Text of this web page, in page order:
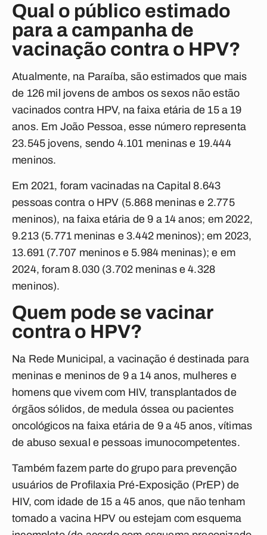
Qual o público estimado
para a campanha de
vacinação contra o HPV?
Atualmente, na Paraíba, são estimados que mais
de 126 mil jovens de ambos os sexos não estão
vacinados contra HPV, na faixa etária de 15 a 19
anos. Em João Pessoa, esse número representa
23.545 jovens, sendo 4.101 meninas e 19.444
meninos.
Em 2021, foram vacinadas na Capital 8.643
pessoas contra o HPV (5.868 meninas e 2.775
meninos), na faixa etária de 9 a 14 anos; em 2022,
9.213 (5.771 meninas e 3.442 meninos); em 2023,
13.691 (7.707 meninos e 5.984 meninas); e em
2024, foram 8.030 (3.702 meninas e 4.328
meninos).
Quem pode se vacinar
contra o HPV?
Na Rede Municipal, a vacinação é destinada para
meninas e meninos de 9 a 14 anos, mulheres e
homens que vivem com HIV, transplantados de
órgãos sólidos, de medula óssea ou pacientes
oncológicos na faixa etária de 9 a 45 anos, vítimas
de abuso sexual e pessoas imunocompetentes.
Também fazem parte do grupo para prevenção
usuários de Profilaxia Pré-Exposição (PrEP) de
HIV, com idade de 15 a 45 anos, que não tenham
tomado a vacina HPV ou estejam com esquema